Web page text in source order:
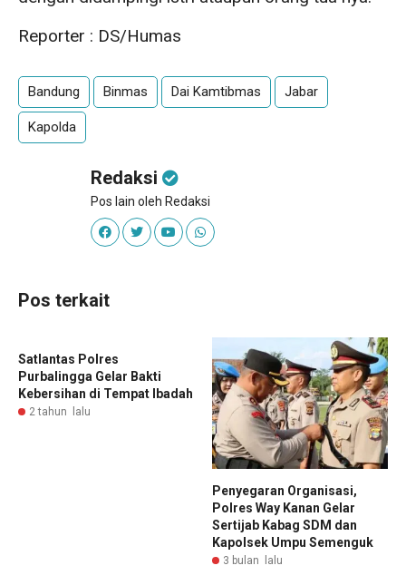
Reporter : DS/Humas
Bandung Binmas Dai Kamtibmas Jabar
Kapolda
Redaksi
Pos lain oleh Redaksi
Pos terkait
Satlantas Polres
Purbalingga Gelar Bakti
Kebersihan di Tempat Ibadah
2 tahun lalu
Penyegaran Organisasi,
Polres Way Kanan Gelar
Sertijab Kabag SDM dan
Kapolsek Umpu Semenguk
3 bulan lalu